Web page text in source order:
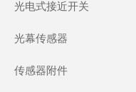
光电式接近开关
光幕传感器
传感器附件